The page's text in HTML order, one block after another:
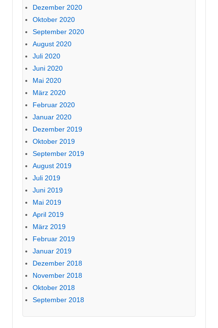
Dezember 2020
Oktober 2020
September 2020
August 2020
Juli 2020
Juni 2020
Mai 2020
März 2020
Februar 2020
Januar 2020
Dezember 2019
Oktober 2019
September 2019
August 2019
Juli 2019
Juni 2019
Mai 2019
April 2019
März 2019
Februar 2019
Januar 2019
Dezember 2018
November 2018
Oktober 2018
September 2018